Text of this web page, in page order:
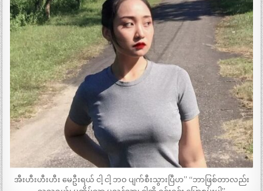
အီးဟီးဟီးဟီး မေဦးရယ် ငါ့ ငါ့ ဘဝ ပျက်စီးသွားပြီဟ” “ဘာဖြစ်တာလည်း